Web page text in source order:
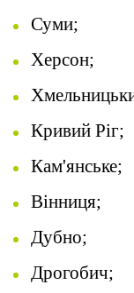
Суми;
Херсон;
Кривий Ріг;
Кам'янське;
Вінниця;
Дубно;
Дрогобич;